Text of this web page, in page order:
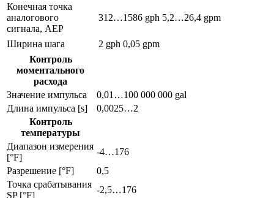
Конечная точка
аналогового
сигнала, АЕР
312…1586 gph 5,2…26,4 gpm
Ширина шага 2 gph 0,05 gpm
Контроль
моментального
расхода
Значение импульса
0,01…100 000 000 gal
Длина импульса [s]
0,0025…2
Контроль
температуры
Диапазон измерения
[°F]
-4…176
Разрешение [°F]
0,5
Точка срабатывания
SP [°F]
-2,5…176